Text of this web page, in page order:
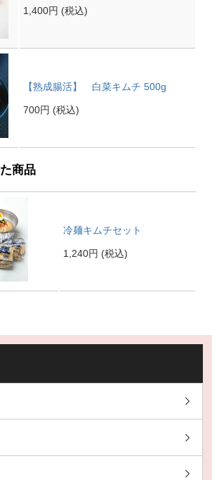
1,400円 (税込)
【熟成腸活】 白菜キムチ 500g
700円 (税込)
商品
冷麺キムチセット
1,240円 (税込)